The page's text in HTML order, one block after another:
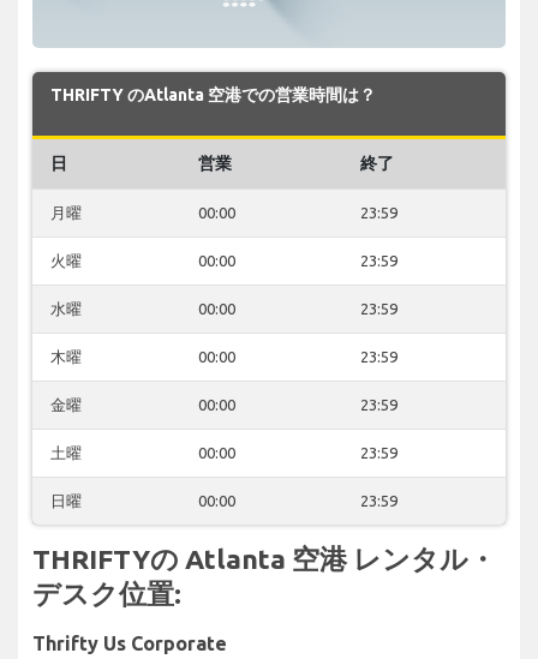
THRIFTY のAtlanta 空港での営業時間は？
日 営業 終了
月曜 00:00 23:59
火曜 00:00 23:59
水曜 00:00 23:59
木曜 00:00 23:59
金曜 00:00 23:59
土曜 00:00 23:59
日曜 00:00 23:59
THRIFTYの Atlanta 空港 レンタル・
デスク位置:
Thrifty Us Corporate